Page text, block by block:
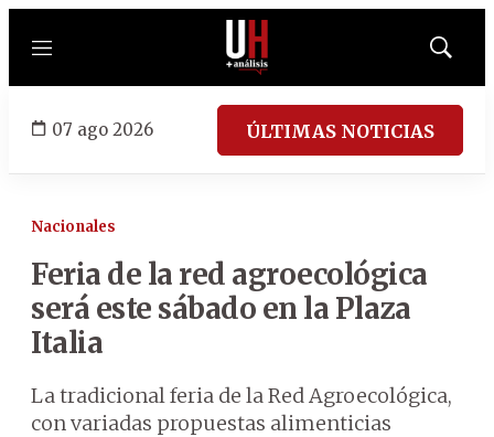
Menú
Mostrar
07 ago 2026 ÚLTIMAS NOTICIAS
Nacionales
Feria de la red agroecológica
será este sábado en la Plaza
Italia
La tradicional feria de la Red Agroecológica,
con variadas propuestas alimenticias